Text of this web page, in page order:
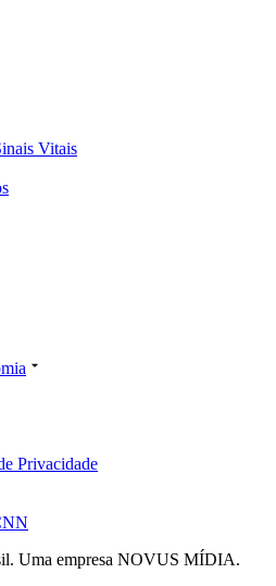
Vitais
Privacidade
Uma empresa NOVUS MÍDIA.